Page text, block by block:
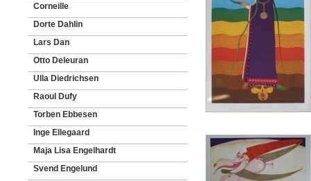
Corneille
Dorte Dahlin
Lars Dan
Otto Deleuran
Ulla Diedrichsen
Raoul Dufy
Torben Ebbesen
Inge Ellegaard
Maja Lisa Engelhardt
Svend Engelund